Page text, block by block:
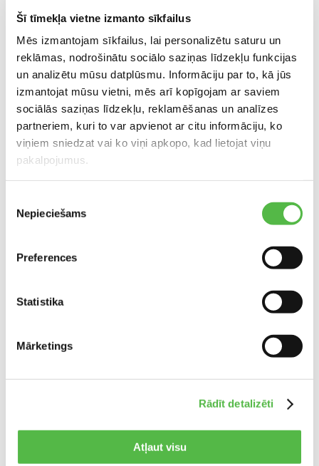
Šī tīmekļa vietne izmanto sīkfailus
Mēs izmantojam sīkfailus, lai personalizētu saturu un
reklāmas, nodrošinātu sociālo saziņas līdzekļu funkcijas
un analizētu mūsu datplūsmu. Informāciju par to, kā jūs
izmantojat mūsu vietni, mēs arī kopīgojam ar saviem
sociālās saziņas līdzekļu, reklamēšanas un analīzes
partneriem, kuri to var apvienot ar citu informāciju, ko
viņiem sniedzat vai ko viņi apkopo, kad lietojat viņu
pakalpojumus.
izvēle
Nepieciešams
Preferences
Statistika
Mārketings
Rādīt detalizēti
Atļaut visu
PRIVATE HOUSE IN JŪRMALA CITY, LATVIA